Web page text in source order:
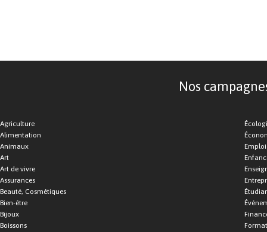
Nos
Agriculture
Alimentation
Animaux
Art
Art de vivre
Assurances
Beauté, Cosmétiques
Bien-être
Bijoux
Boissons
Emploi